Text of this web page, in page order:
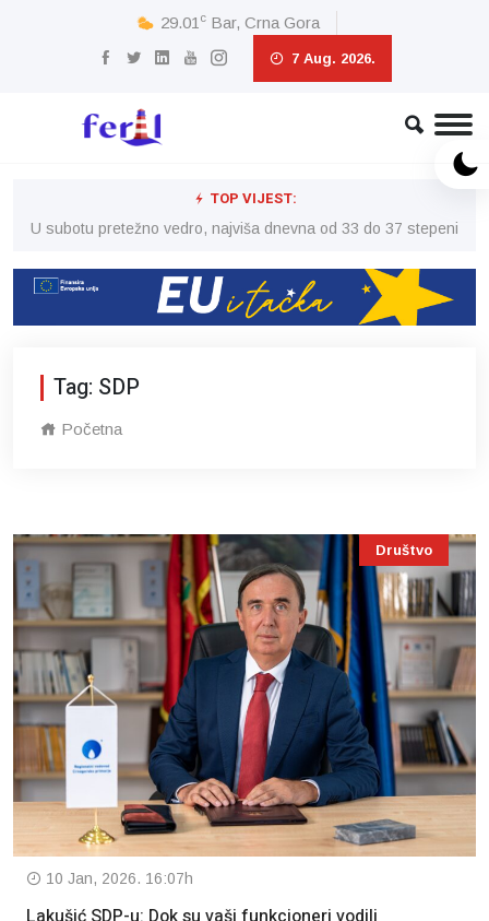
29.01 c Bar, Crna Gora
7 Aug. 2026.
TOP VIJEST:
U subotu pretežno vedro, najviša dnevna od 33 do 37 stepeni
Tag: SDP
Početna
Društvo
10 Jan, 2026. 16:07h